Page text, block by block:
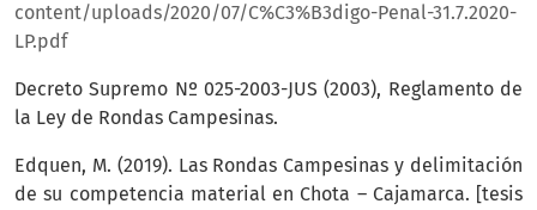
content/uploads/2020/07/C%C3%B3digo-Penal-31.7.2020-
LP.pdf
Decreto Supremo Nº 025-2003-JUS (2003), Reglamento de
la Ley de Rondas Campesinas.
Edquen, M. (2019). Las Rondas Campesinas y delimitación
de su competencia material en Chota – Cajamarca. [tesis